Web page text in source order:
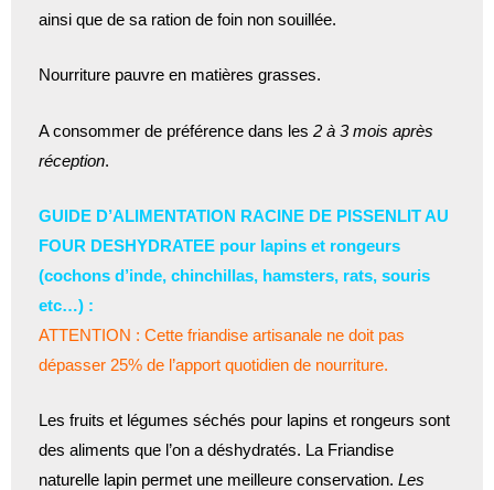
ainsi que de sa ration de foin non souillée.
Nourriture pauvre en matières grasses.
A consommer de préférence dans les 2 à 3 mois après
réception.
GUIDE D’ALIMENTATION RACINE DE PISSENLIT AU
FOUR DESHYDRATEE pour lapins et rongeurs
(cochons d’inde, chinchillas, hamsters, rats, souris
etc…) :
ATTENTION : Cette friandise artisanale ne doit pas
dépasser 25% de l’apport quotidien de nourriture.
Les fruits et légumes séchés pour lapins et rongeurs sont
des aliments que l’on a déshydratés. La Friandise
naturelle lapin permet une meilleure conservation. Les